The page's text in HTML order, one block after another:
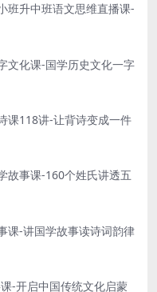
班升中班语文思维直播课-
文化课-国学历史文化一字
课118讲-让背诗变成一件
故事课-160个姓氏讲透五
课-讲国学故事读诗词韵律
-开启中国传统文化启蒙